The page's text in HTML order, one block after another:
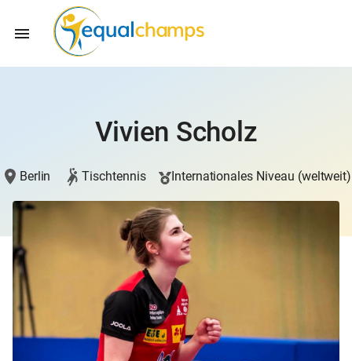
Vivien Scholz
Berlin Tischtennis Internationales Niveau (weltweit)